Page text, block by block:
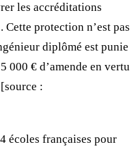
les accréditations
protection n’est pas
diplômé est punie
000 € d’amende en vertu
:
écoles françaises pour